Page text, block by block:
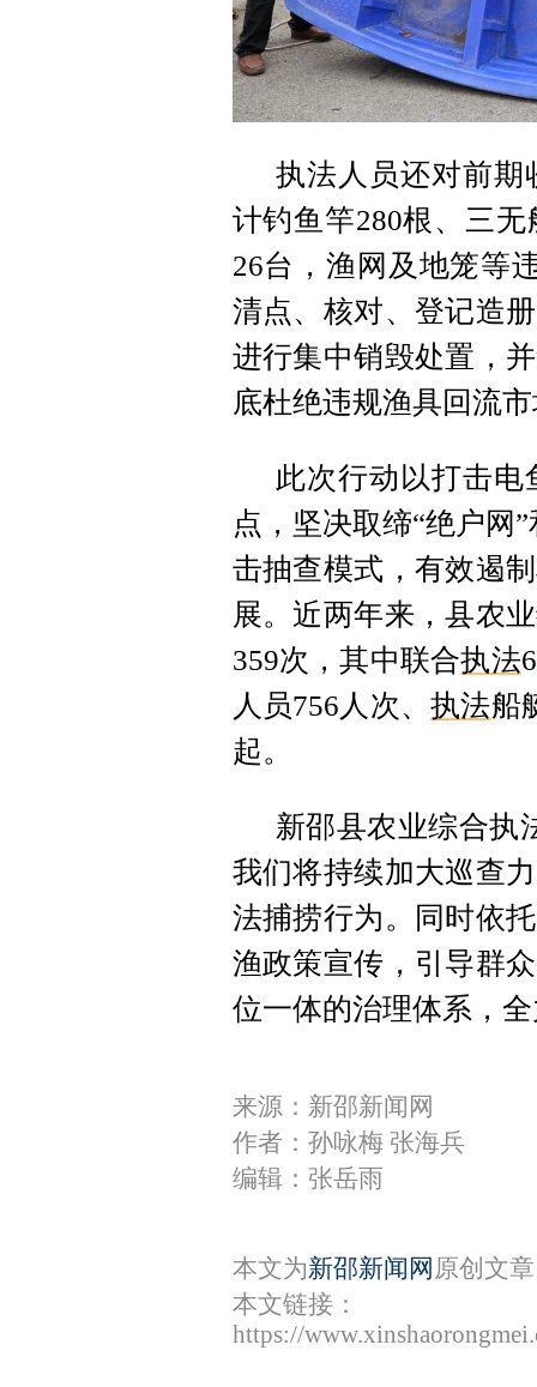
执法人员还对前期
计钓鱼竿280根、三
26台，渔网及地笼等
清点、核对、登记造
进行集中销毁处置，
底杜绝违规渔具回流
此次行动以打击
点，坚决取缔“绝户网
击抽查模式，有效遏
展。近两年来，县农
359次，其中联合执法
人员756人次、 执法船
起。
新邵县农业综合执
我们将持续加大巡查
法捕捞行为。同时依
渔政策宣传，引导群
位一体的治理体系，
来源：新邵新闻网
作者：孙咏梅 张海兵
编辑：张岳雨
本文为新邵新闻网 原创文
本文链接：
https://